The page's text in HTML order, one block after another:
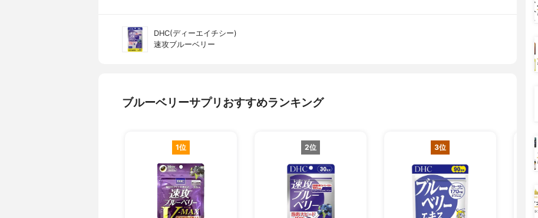
DHC(ディーエイチシー)
速攻ブルーベリー
ブルーベリーサプリおすすめランキング
1位 2位 3位